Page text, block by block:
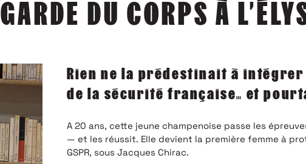
GARDE DU CORPS À
Rien ne la prédestinait à
de la sécurité française… et
A 20 ans, cette jeune champenoise passe les
— et les réussit. Elle devient la première femme à
GSPR, sous Jacques Chirac.